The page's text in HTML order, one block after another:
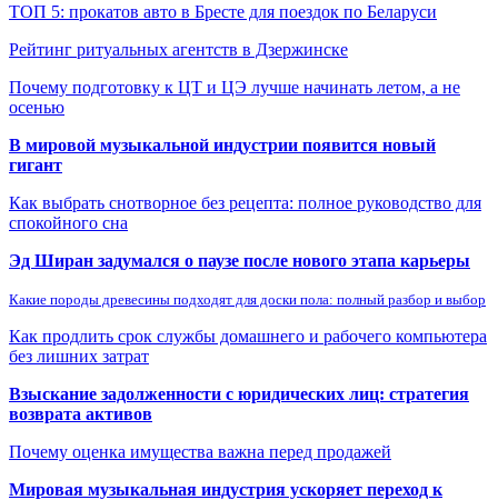
ТОП 5: прокатов авто в Бресте для поездок по Беларуси
Рейтинг ритуальных агентств в Дзержинске
Почему подготовку к ЦТ и ЦЭ лучше начинать летом, а не
осенью
В мировой музыкальной индустрии появится новый
гигант
Как выбрать снотворное без рецепта: полное руководство для
спокойного сна
Эд Ширан задумался о паузе после нового этапа карьеры
Какие породы древесины подходят для доски пола: полный разбор и выбор
Как продлить срок службы домашнего и рабочего компьютера
без лишних затрат
Взыскание задолженности с юридических лиц: стратегия
возврата активов
Почему оценка имущества важна перед продажей
Мировая музыкальная индустрия ускоряет переход к